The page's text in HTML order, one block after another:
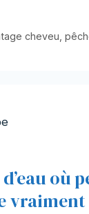
cheveu
où